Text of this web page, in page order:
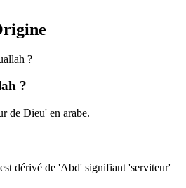
?
?
de Dieu' en arabe.
dérivé de 'Abd' signifiant 'serviteur'